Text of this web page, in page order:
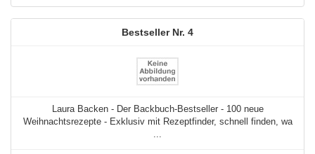
4
Laura Backen - Der Backbuch-Bestseller - 100 neue
Weihnachtsrezepte - Exklusiv mit Rezeptfinder, schnell finden, wa
...